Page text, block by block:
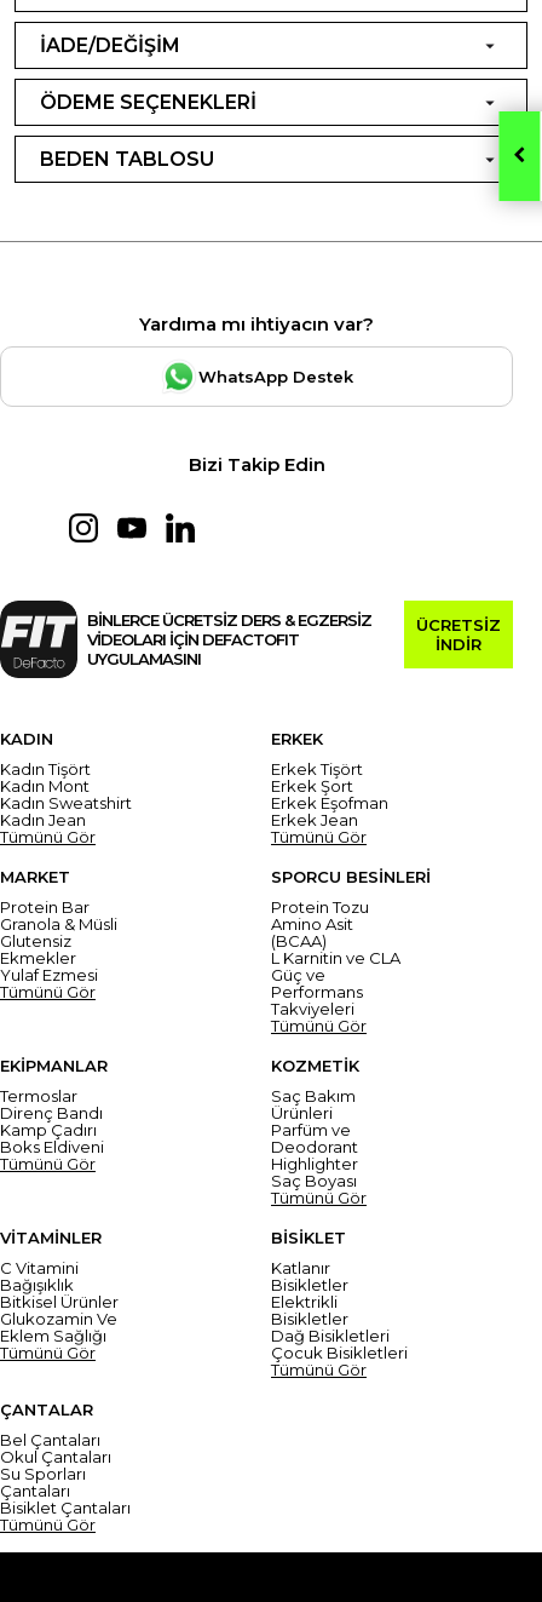
İADE/DEĞİŞİM
ÖDEME SEÇENEKLERİ
BEDEN TABLOSU
Yardıma mı ihtiyacın var?
WhatsApp Destek
Bizi Takip Edin
BİNLERCE ÜCRETSİZ DERS & EGZERSİZ
VİDEOLARI İÇİN DEFACTOFIT
UYGULAMASINI
ÜCRETSİZ
İNDİR
KADIN
Kadın Tişört
Kadın Mont
Kadın Sweatshirt
Kadın Jean
Tümünü Gör
ERKEK
Erkek Tişört
Erkek Şort
Erkek Eşofman
Erkek Jean
Tümünü Gör
MARKET
Protein Bar
Granola & Müsli
Glutensiz
Ekmekler
Yulaf Ezmesi
Tümünü Gör
SPORCU BESİNLERİ
Protein Tozu
Amino Asit
(BCAA)
L Karnitin ve CLA
Güç ve
Performans
Takviyeleri
Tümünü Gör
EKİPMANLAR
Termoslar
Direnç Bandı
Kamp Çadırı
Boks Eldiveni
Tümünü Gör
KOZMETİK
Saç Bakım
Ürünleri
Parfüm ve
Deodorant
Highlighter
Saç Boyası
Tümünü Gör
VİTAMİNLER
C Vitamini
Bağışıklık
Bitkisel Ürünler
Glukozamin Ve
Eklem Sağlığı
Tümünü Gör
BİSİKLET
Katlanır
Bisikletler
Elektrikli
Bisikletler
Dağ Bisikletleri
Çocuk Bisikletleri
Tümünü Gör
ÇANTALAR
Bel Çantaları
Okul Çantaları
Su Sporları
Çantaları
Bisiklet Çantaları
Tümünü Gör